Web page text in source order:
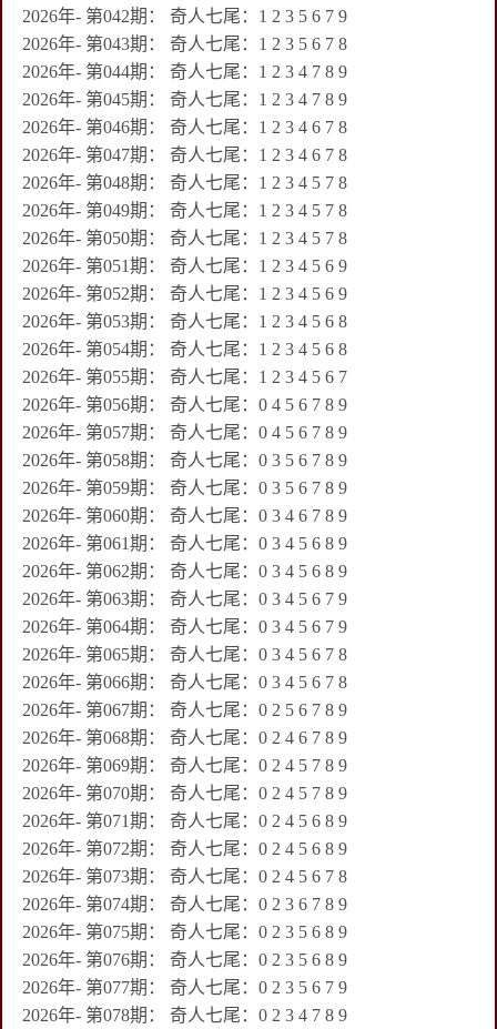
2026年- 第042期： 奇人七尾：1 2 3 5 6 7 9
2026年- 第043期： 奇人七尾：1 2 3 5 6 7 8
2026年- 第044期： 奇人七尾：1 2 3 4 7 8 9
2026年- 第045期： 奇人七尾：1 2 3 4 7 8 9
2026年- 第046期： 奇人七尾：1 2 3 4 6 7 8
2026年- 第047期： 奇人七尾：1 2 3 4 6 7 8
2026年- 第048期： 奇人七尾：1 2 3 4 5 7 8
2026年- 第049期： 奇人七尾：1 2 3 4 5 7 8
2026年- 第050期： 奇人七尾：1 2 3 4 5 7 8
2026年- 第051期： 奇人七尾：1 2 3 4 5 6 9
2026年- 第052期： 奇人七尾：1 2 3 4 5 6 9
2026年- 第053期： 奇人七尾：1 2 3 4 5 6 8
2026年- 第054期： 奇人七尾：1 2 3 4 5 6 8
2026年- 第055期： 奇人七尾：1 2 3 4 5 6 7
2026年- 第056期： 奇人七尾：0 4 5 6 7 8 9
2026年- 第057期： 奇人七尾：0 4 5 6 7 8 9
2026年- 第058期： 奇人七尾：0 3 5 6 7 8 9
2026年- 第059期： 奇人七尾：0 3 5 6 7 8 9
2026年- 第060期： 奇人七尾：0 3 4 6 7 8 9
2026年- 第061期： 奇人七尾：0 3 4 5 6 8 9
2026年- 第062期： 奇人七尾：0 3 4 5 6 8 9
2026年- 第063期： 奇人七尾：0 3 4 5 6 7 9
2026年- 第064期： 奇人七尾：0 3 4 5 6 7 9
2026年- 第065期： 奇人七尾：0 3 4 5 6 7 8
2026年- 第066期： 奇人七尾：0 3 4 5 6 7 8
2026年- 第067期： 奇人七尾：0 2 5 6 7 8 9
2026年- 第068期： 奇人七尾：0 2 4 6 7 8 9
2026年- 第069期： 奇人七尾：0 2 4 5 7 8 9
2026年- 第070期： 奇人七尾：0 2 4 5 7 8 9
2026年- 第071期： 奇人七尾：0 2 4 5 6 8 9
2026年- 第072期： 奇人七尾：0 2 4 5 6 8 9
2026年- 第073期： 奇人七尾：0 2 4 5 6 7 8
2026年- 第074期： 奇人七尾：0 2 3 6 7 8 9
2026年- 第075期： 奇人七尾：0 2 3 5 6 8 9
2026年- 第076期： 奇人七尾：0 2 3 5 6 8 9
2026年- 第077期： 奇人七尾：0 2 3 5 6 7 9
2026年- 第078期： 奇人七尾：0 2 3 4 7 8 9